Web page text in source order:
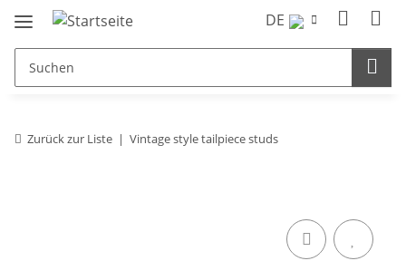
DE
Zurück zur Liste Vintage style tailpiece studs